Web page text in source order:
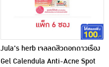
Jula's herb เจลลดสิวดอกดาวเรือง
Gel Calendula Anti-Acne Spot